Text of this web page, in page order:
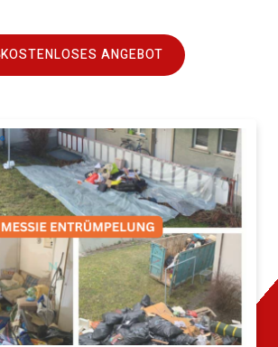
KOSTENLOSES ANGEBOT